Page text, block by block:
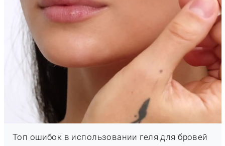
Топ ошибок в использовании геля для бровей